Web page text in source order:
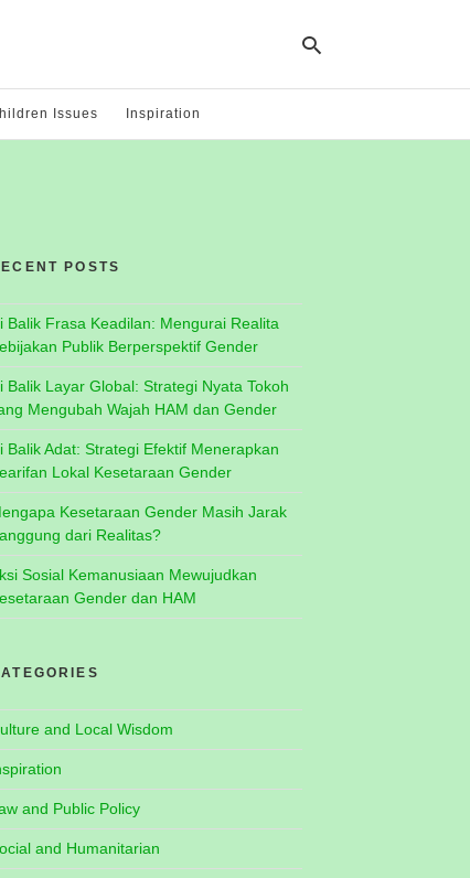
Issues Inspiration
POSTS
Balik Frasa Keadilan: Mengurai Realita
Publik Berperspektif Gender
Balik Layar Global: Strategi Nyata Tokoh
Mengubah Wajah HAM dan Gender
Balik Adat: Strategi Efektif Menerapkan
Lokal Kesetaraan Gender
Kesetaraan Gender Masih Jarak
dari Realitas?
Sosial Kemanusiaan Mewujudkan
Gender dan HAM
and Local Wisdom
and Public Policy
and Humanitarian